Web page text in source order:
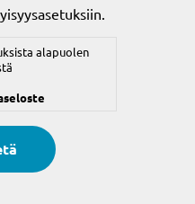
alapuolen